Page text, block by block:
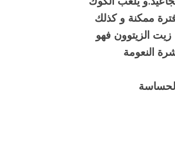
ممكنة و كذلك
الزيتوون فهو
النعومة